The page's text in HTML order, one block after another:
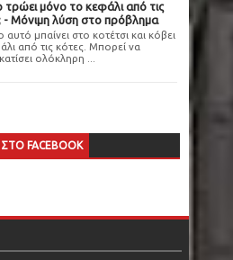
τρώει μόνο το κεφάλι από τις
- Μόνιμη λύση στο πρόβλημα
μπαίνει στο κοτέτσι και κόβει
από τις κότες. Μπορεί να
ολόκληρη ...
FACEBOOK